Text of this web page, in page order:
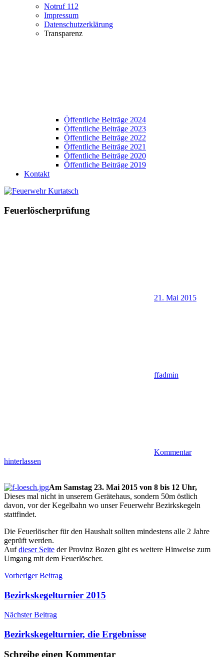
Notruf 112
Impressum
Datenschutzerklärung
Transparenz
Öffentliche Beiträge 2024
Öffentliche Beiträge 2023
Öffentliche Beiträge 2022
Öffentliche Beiträge 2021
Öffentliche Beiträge 2020
Öffentliche Beiträge 2019
Kontakt
Feuerlöscherprüfung
21. Mai 2015
ffadmin
Kommentar
hinterlassen
Am Samstag 23. Mai 2015 von 8 bis 12 Uhr,
Dieses mal nicht in unserem Gerätehaus, sondern 50m östlich
davon, vor der Kegelbahn wo unser Feuerwehr Bezirkskegeln
stattfindet.
Die Feuerlöscher für den Haushalt sollten mindestens alle 2 Jahre
geprüft werden.
Aufdieser Seite der Provinz Bozen gibt es weitere Hinweise zum
Umgang mit dem Feuerlöscher.
Veranstaltungen
Feuerlöscher
Beitragsnavigation
Vorheriger Beitrag
Bezirkskegelturnier 2015
Nächster Beitrag
Bezirkskegelturnier, die Ergebnisse
Schreibe einen Kommentar